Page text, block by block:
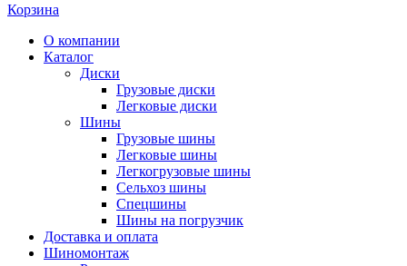
Корзина
О компании
Каталог
Диски
Грузовые диски
Легковые диски
Шины
Грузовые шины
Легковые шины
Легкогрузовые шины
Сельхоз шины
Спецшины
Шины на погрузчик
Доставка и оплата
Шиномонтаж